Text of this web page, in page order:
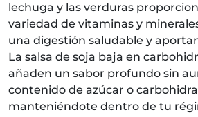
lechuga y las verduras
variedad de vitaminas y
una digestión saludable y
La salsa de soja baja en
añaden un sabor profundo sin
contenido de azúcar o
manteniéndote dentro de tu